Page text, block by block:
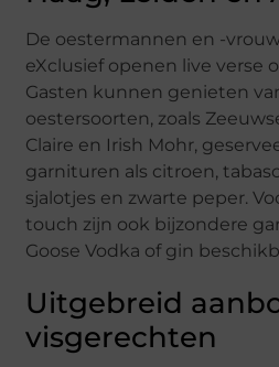
De oestermannen en -
eXclusief openen live verse
Gasten kunnen genieten
oestersoorten, zoals
Claire en Irish Mohr,
garnituren als citroen,
sjalotjes en zwarte peper.
touch zijn ook bijzondere
Goose Vodka of gin
Uitgebreid
visgerechten